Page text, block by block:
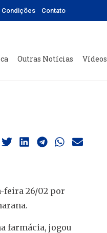
Condições Contato
Outras Notícias Vídeos
feira 26/02 por
farmácia, jogou